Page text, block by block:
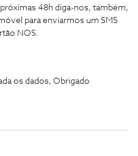
48h diga-nos, também,
para enviarmos um SMS
NOS.
os dados, Obrigado